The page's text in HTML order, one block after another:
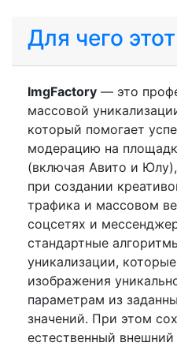
Для чего
ImgFactory — это
массовой
который помогает
модерацию на
(включая Авито и
при создании
трафика и массовом
соцсетях и
стандартные
уникализации,
изображения
параметрам из
значений. При этом
естественный